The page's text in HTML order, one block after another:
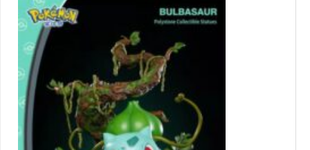
”Pelialalla työskennellessä on tapettava rakkaansa ja
kestettävä jatkuvaa...
CD Projekt Red